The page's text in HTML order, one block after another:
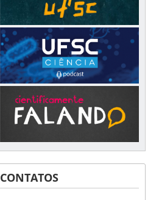
CONTATOS